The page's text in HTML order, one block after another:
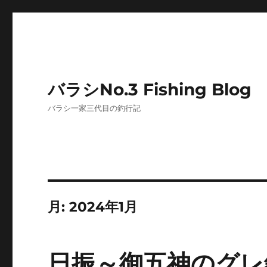
バラシNo.3 Fishing Blog
バラシ一家三代目の釣行記
月:2024年1月